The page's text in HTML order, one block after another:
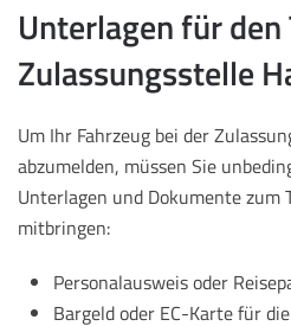
Unterlagen für
Zulassungsstelle
Um Ihr Fahrzeug bei der
abzumelden, müssen Sie
Unterlagen und Dokumente zum
mitbringen:
Personalausweis oder
Bargeld oder EC-Karte für